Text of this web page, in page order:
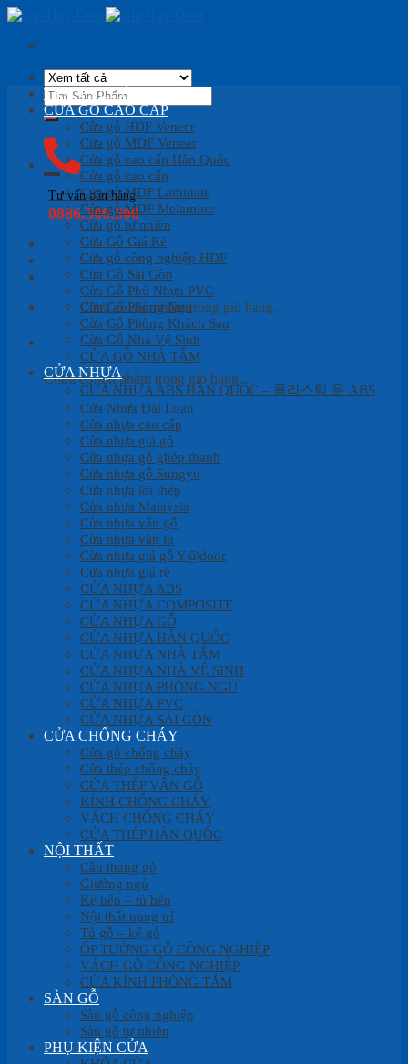
Skip
content
Tìm
kiếm:
Tư vấn bán hàng
0886.500.500
Chưa có sản phẩm trong giỏ hàng.
Giỏ hàng
Chưa có sản phẩm trong giỏ hàng.
TRANG CHỦ
CỬA GỖ CAO CẤP
Cửa gỗ HDF Veneer
Cửa gỗ MDF Veneer
Cửa gỗ cao cấp Hàn Quốc
Cửa gỗ cao cấp
Cửa gỗ MDF Laminate
Cửa gỗ MDF Melamine
Cửa gỗ tự nhiên
Cửa Gỗ Giá Rẻ
Cửa gỗ công nghiệp HDF
Cửa Gỗ Sài Gòn
Cửa Gỗ Phủ Nhựa PVC
Cửa Gỗ Phòng Ngủ
Cửa Gỗ Phòng Khách Sạn
Cửa Gỗ Nhà Vệ Sinh
CỬA GỖ NHÀ TẮM
CỬA NHỰA
CỬA NHỰA ABS HÀN QUỐC – 플라스틱 문 ABS
Cửa Nhựa Đài Loan
Cửa nhựa cao cấp
Cửa nhựa giả gỗ
Cửa nhựa gỗ ghép thanh
Cửa nhựa gỗ Sungyu
Cửa nhựa lõi thép
Cửa nhựa Malaysia
Cửa nhựa vân gỗ
Cửa nhựa vân in
Cửa nhựa giả gỗ Y@door
Cửa nhựa giá rẻ
CỬA NHỰA ABS
CỬA NHỰA COMPOSITE
CỬA NHỰA GỖ
CỬA NHỰA HÀN QUỐC
CỬA NHỰA NHÀ TẮM
CỬA NHỰA NHÀ VỆ SINH
CỬA NHỰA PHÒNG NGỦ
CỬA NHỰA PVC
CỬA NHỰA SÀI GÒN
CỬA CHỐNG CHÁY
Cửa gỗ chống cháy
Cửa thép chống cháy
CỬA THÉP VÂN GỖ
KÍNH CHỐNG CHÁY
VÁCH CHỐNG CHÁY
CỬA THÉP HÀN QUỐC
NỘI THẤT
Cầu thang gỗ
Giường ngủ
Kệ bếp – tủ bếp
Nội thất trang trí
Tủ gỗ – kệ gỗ
ỐP TƯỜNG GỖ CÔNG NGHIỆP
VÁCH GỖ CÔNG NGHIỆP
CỬA KÍNH PHÒNG TẮM
SÀN GỖ
Sàn gỗ công nghiệp
Sàn gỗ tự nhiên
PHỤ KIỆN CỬA